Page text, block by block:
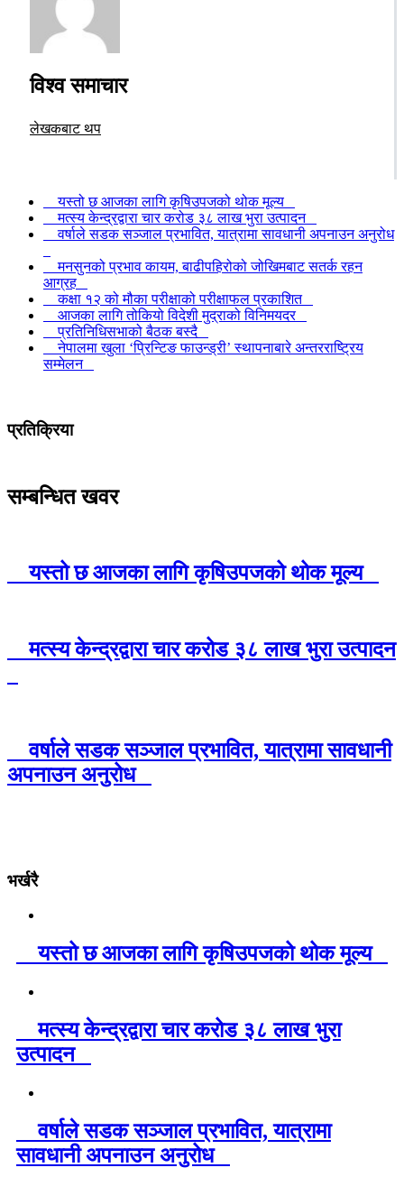
विश्व समाचार
लेखकबाट थप
यस्तो छ आजका लागि कृषिउपजको थोक मूल्य
मत्स्य केन्द्रद्वारा चार करोड ३८ लाख भुरा उत्पादन
वर्षाले सडक सञ्जाल प्रभावित, यात्रामा सावधानी अपनाउन अनुरोध
मनसुनको प्रभाव कायम, बाढीपहिरोको जोखिमबाट सतर्क रहन
आग्रह
कक्षा १२ को मौका परीक्षाको परीक्षाफल प्रकाशित
आजका लागि तोकियो विदेशी मुद्राको विनिमयदर
प्रतिनिधिसभाको बैठक बस्दै
नेपालमा खुला ‘प्रिन्टिङ फाउन्ड्री’ स्थापनाबारे अन्तरराष्ट्रिय
सम्मेलन
प्रतिक्रिया
सम्बन्धित खवर
यस्तो छ आजका लागि कृषिउपजको थोक मूल्य
मत्स्य केन्द्रद्वारा चार करोड ३८ लाख भुरा उत्पादन
वर्षाले सडक सञ्जाल प्रभावित, यात्रामा सावधानी
अपनाउन अनुरोध
भर्खरै
यस्तो छ आजका लागि कृषिउपजको थोक मूल्य
मत्स्य केन्द्रद्वारा चार करोड ३८ लाख भुरा
उत्पादन
वर्षाले सडक सञ्जाल प्रभावित, यात्रामा
सावधानी अपनाउन अनुरोध